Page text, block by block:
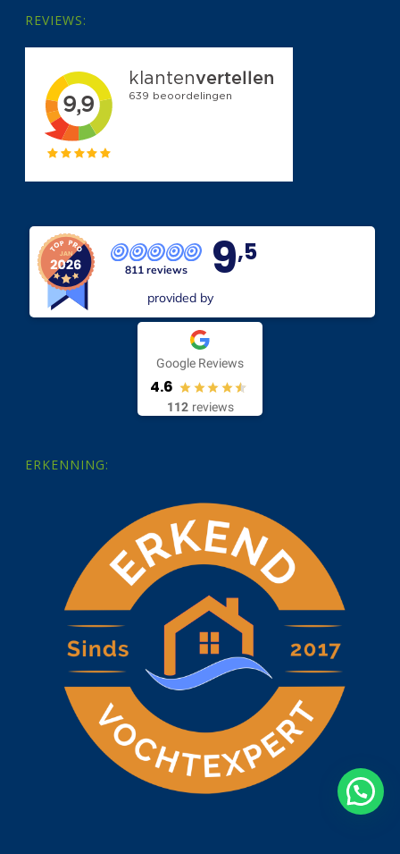
REVIEWS:
811 reviews 9,5
provided by
Google Reviews
4.6
112 reviews
ERKENNING: